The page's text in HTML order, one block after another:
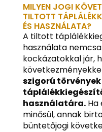
MILYEN JOGI
TILTOTT
ÉS HASZNÁLATA?
A tiltott
használata
kockázatokkal jár,
szigorú
használatára.Ha
minősül, annak
büntetőjogi